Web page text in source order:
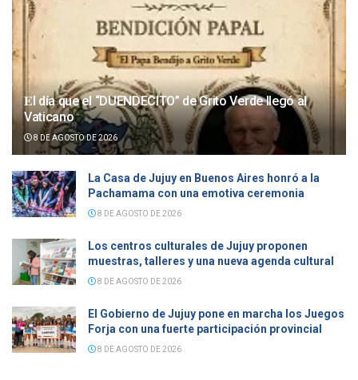
𝐄l día que el “DUENDECITO” de Grito Verde llegó al
Vaticano
8 DE AGOSTO DE 2026
La Casa de Jujuy en Buenos Aires honró a la
Pachamama con una emotiva ceremonia
8 DE AGOSTO DE 2026
Los centros culturales de Jujuy proponen
muestras, talleres y una nueva agenda cultural
8 DE AGOSTO DE 2026
El Gobierno de Jujuy pone en marcha los Juegos
Forja con una fuerte participación provincial
8 DE AGOSTO DE 2026